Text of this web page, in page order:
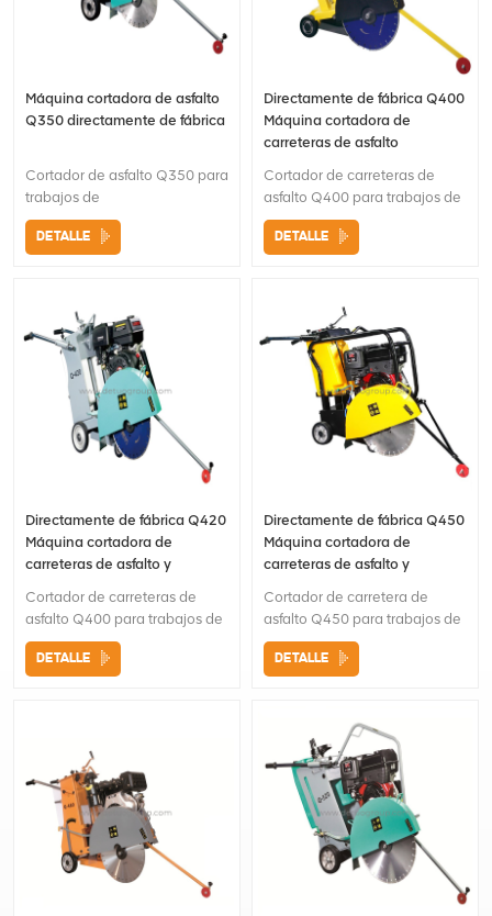
Máquina cortadora de asfalto
Q350 directamente de fábrica
Cortador de asfalto Q350 para
trabajos de
construcciónMango de agarre
ergonómico y
corte Cuchilla de corte
opcional disponible Fácil
desmontaje, tanque
antioxidanteO
DETALLE
Directamente de fábrica Q400
Máquina cortadora de
carreteras de asfalto
Cortador de carreteras de
asfalto Q400 para trabajos de
construcciónMango de agarre
ergonómico y
fácilmente la profundidad de
corte Alfombrilla de goma
opcional para la
compactación de pavimentos
de ladrillo
DETALLE
Directamente de fábrica Q420
Máquina cortadora de
carreteras de asfalto y
Cortador de carreteras de
asfalto Q400 para trabajos de
construcciónAsa de agarre
ergonómica y cómoda El
opcional está disponible a
pedido
DETALLE
Directamente de fábrica Q450
Máquina cortadora de
carreteras de asfalto y
Cortador de carretera de
asfalto Q450 para trabajos de
construcciónMango de agarre
ergonómico y cómodo El
corrosión. Alfombrilla de goma
opcional para la
compactación de pavimentos
de ladrillo
DETALLE